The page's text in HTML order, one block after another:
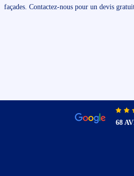
façades. Contactez-nous pour un devis
68